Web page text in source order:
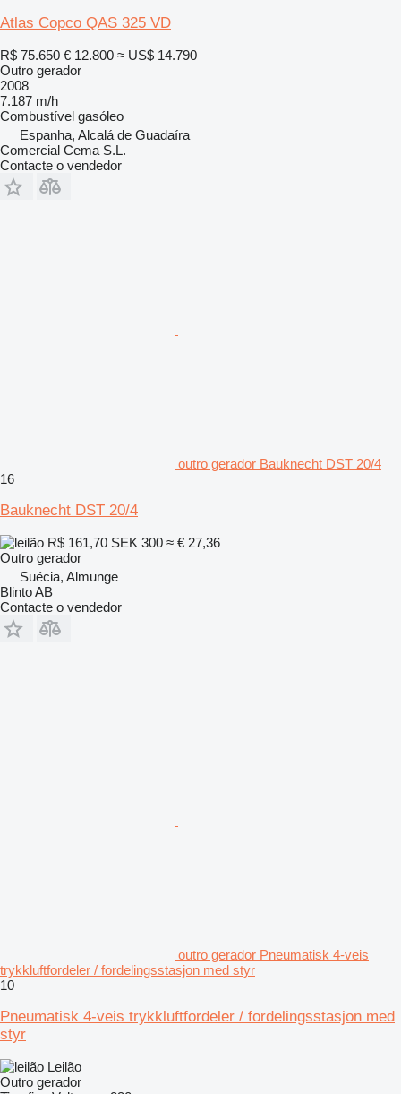
Atlas Copco QAS 325 VD
R$ 75.650 € 12.800 ≈ US$ 14.790
Outro gerador
2008
7.187 m/h
Combustível gasóleo
Espanha, Alcalá de Guadaíra
Comercial Cema S.L.
Contacte o vendedor
outro gerador Bauknecht DST 20/4
16
Bauknecht DST 20/4
R$ 161,70 SEK 300 ≈ € 27,36
Outro gerador
Suécia, Almunge
Blinto AB
Contacte o vendedor
outro gerador Pneumatisk 4-veis
trykkluftfordeler / fordelingsstasjon med styr
10
Pneumatisk 4-veis trykkluftfordeler / fordelingsstasjon med
styr
Leilão
Outro gerador